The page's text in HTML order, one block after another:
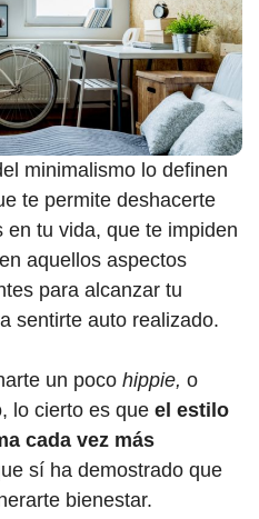
minimalismo lo definen
te permite deshacerte
tu vida, que te impiden
aquellos aspectos
para alcanzar tu
sentirte auto realizado.
un poco hippie, o
lo cierto es que el estilo
cada vez más
sí ha demostrado que
bienestar.